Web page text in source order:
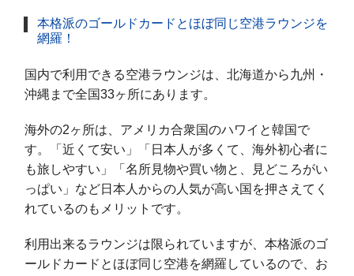
本格派のゴールドカードとほぼ同じ空港ラウンジを
網羅！
国内で利用できる空港ラウンジは、北海道から九州・
沖縄まで全国33ヶ所にあります。
海外の2ヶ所は、アメリカ合衆国のハワイと韓国で
す。「近くて安い」「日本人が多くて、海外初心者に
も旅しやすい」「名所見物や買い物と、見どころがい
っぱい」など日本人からの人気が高い国を押さえてく
れているのもメリットです。
利用出来るラウンジは限られていますが、本格派のゴ
ールドカードとほぼ同じ空港を網羅しているので、お